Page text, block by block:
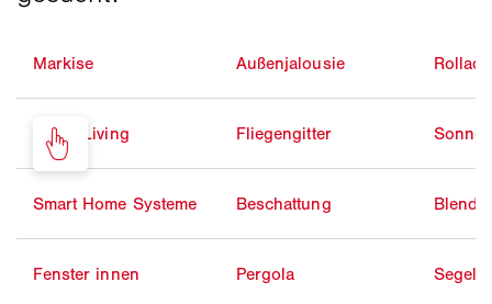
Markise Außenjalousie
Smart Living Fliegengitter
Smart Home Systeme Beschattung
Fenster innen Pergola